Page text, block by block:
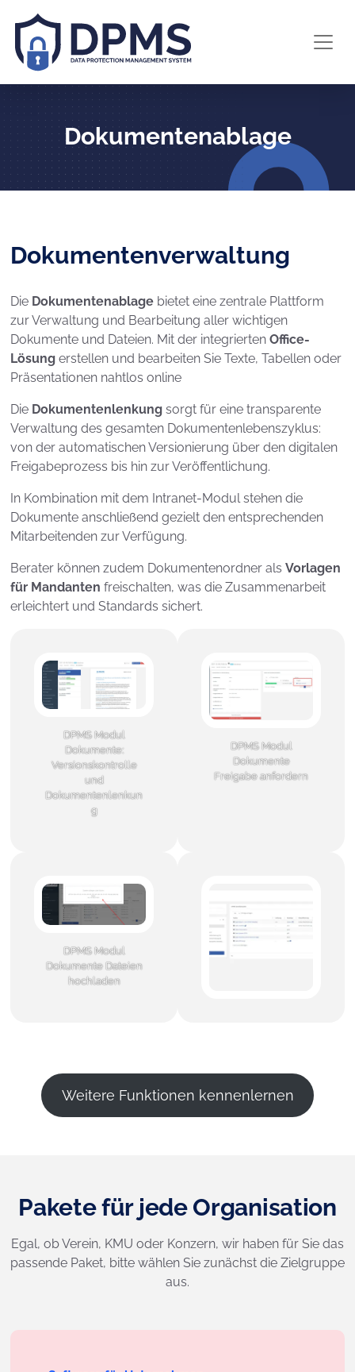
Dokumentenablage
DPMS Modul
Dokumente:
Versionskontrolle
und
Dokumentenlenkun
g
DPMS Modul
Dokumente
Freigabe anfordern
DPMS Modul
Dokumente Dateien
hochladen
Dokumentenverwaltung
Die Dokumentenablage bietet eine zentrale Plattform
zur Verwaltung und Bearbeitung aller wichtigen
Dokumente und Dateien. Mit der integrierten Office-
Lösung erstellen und bearbeiten Sie Texte, Tabellen oder
Präsentationen nahtlos online
Die Dokumentenlenkung sorgt für eine transparente
Verwaltung des gesamten Dokumentenlebenszyklus:
von der automatischen Versionierung über den digitalen
Freigabeprozess bis hin zur Veröffentlichung.
In Kombination mit dem Intranet-Modul stehen die
Dokumente anschließend gezielt den entsprechenden
Mitarbeitenden zur Verfügung.
Berater können zudem Dokumentenordner als Vorlagen
für Mandanten freischalten, was die Zusammenarbeit
erleichtert und Standards sichert.
Weitere Funktionen kennenlernen
Pakete für jede Organisation
Egal, ob Verein, KMU oder Konzern, wir haben für Sie das
passende Paket, bitte wählen Sie zunächst die Zielgruppe
aus.